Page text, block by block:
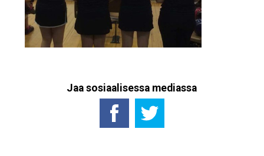
Jaa sosiaalisessa mediassa